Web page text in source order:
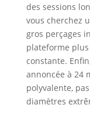
des sessions
vous cherchez
gros perçages
plateforme
constante.
annoncée à 24
polyvalente,
diamètres